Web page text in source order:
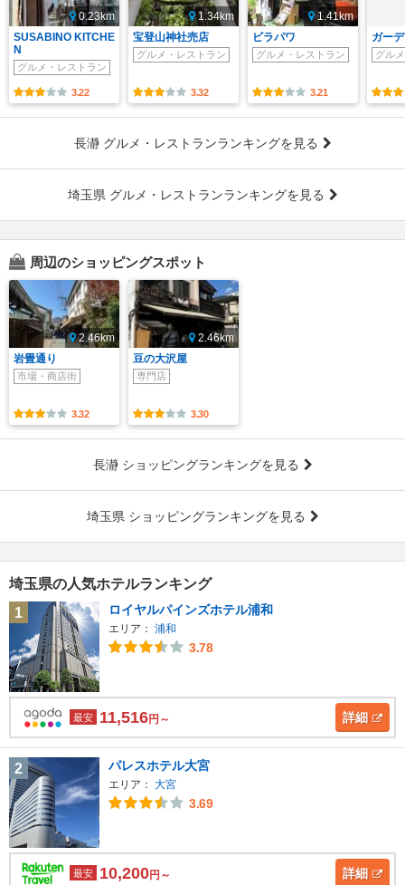
0.23km
SUSABINO KITCHE
N
グルメ・レストラン
3.22
1.34km
宝登山神社売店
グルメ・レストラン
3.32
1.41km
ビラパワ
グルメ・レストラン
3.21
ガー
グル
長瀞 グルメ・レストランランキングを見る
埼玉県 グルメ・レストランランキングを見る
周辺のショッピングスポット
2.46km
岩畳通り
市場・商店街
3.32
2.46km
豆の大沢屋
専門店
3.30
長瀞 ショッピングランキングを見る
埼玉県 ショッピングランキングを見る
埼玉県の人気ホテルランキング
1
ロイヤルパインズホテル浦和
エリア： 浦和
3.78
最安 11,516円～ 詳細
2 パレスホテル大宮
エリア： 大宮
3.69
最安 10,200円～ 詳細